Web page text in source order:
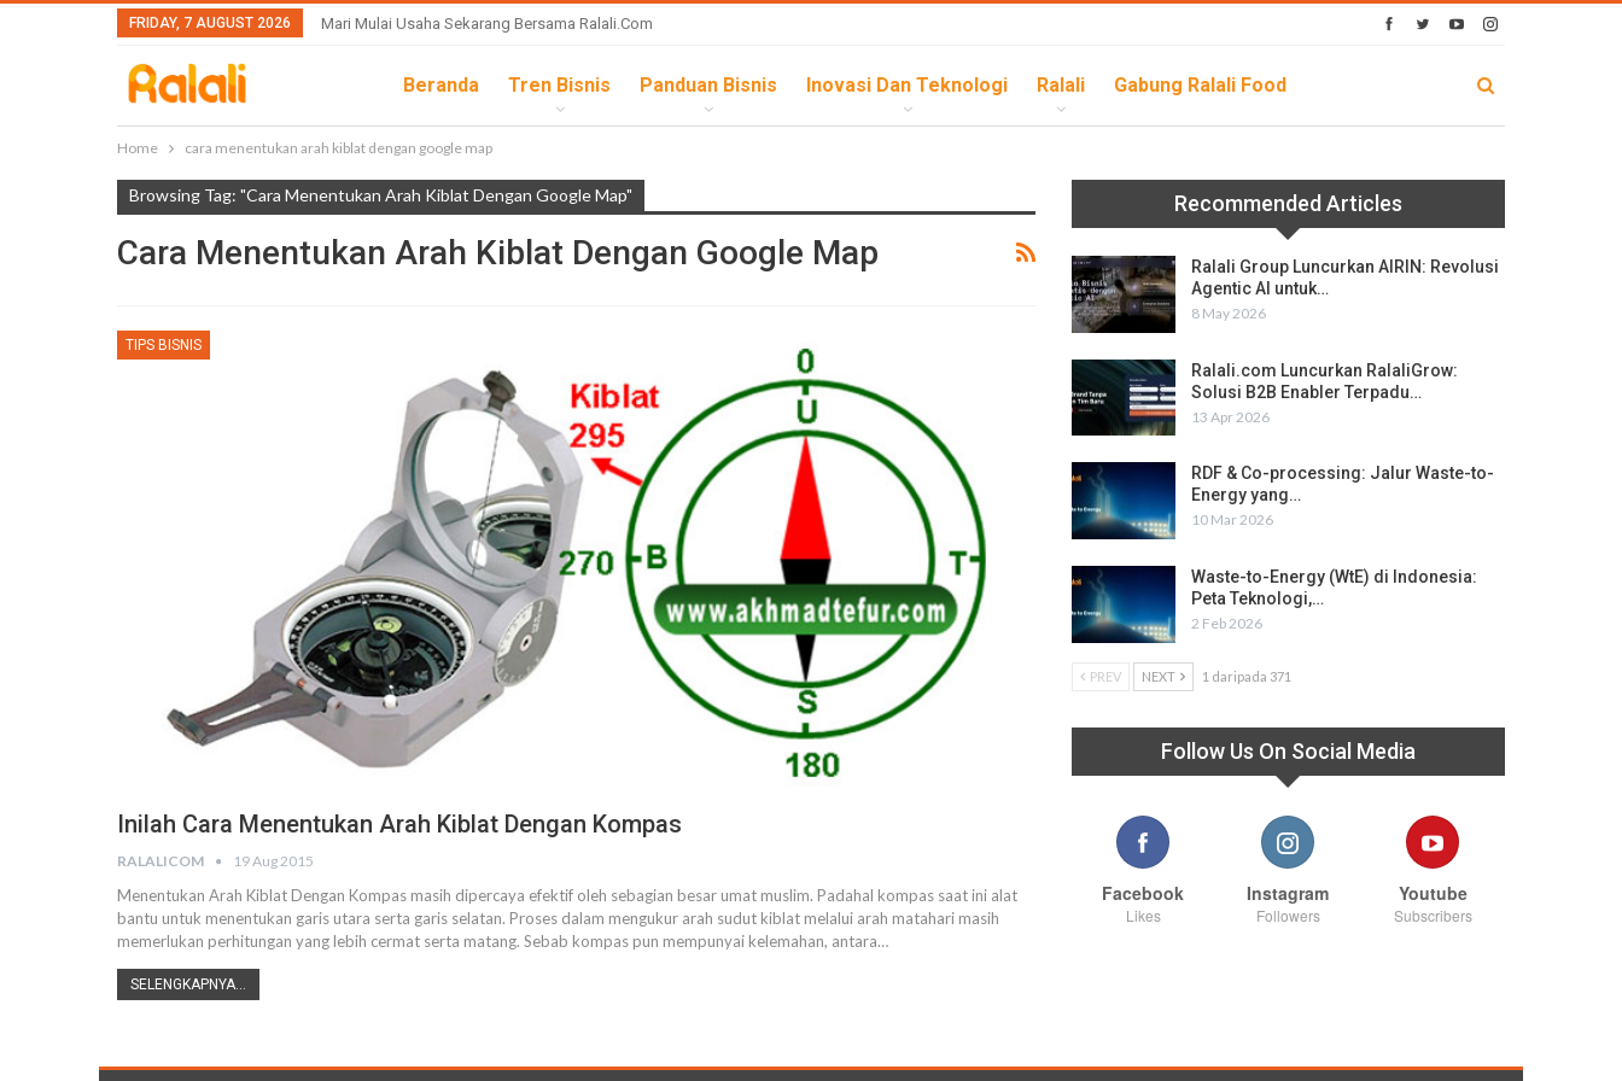
FRIDAY, 7 AUGUST 2026 Mari Mulai Usaha Sekarang Bersama Ralali.com
Beranda Tren Bisnis Panduan Bisnis Inovasi Dan Teknologi Ralali Gabung Ralali Food
Home cara menentukan arah kiblat dengan google map
Browsing Tag: "cara Menentukan Arah Kiblat Dengan Google Map"
Cara Menentukan Arah Kiblat Dengan Google Map
TIPS BISNIS
Inilah Cara Menentukan Arah Kiblat Dengan Kompas
RALALICOM 19 Aug 2015
Menentukan Arah Kiblat Dengan Kompas masih dipercaya efektif oleh sebagian besar umat muslim. Padahal kompas saat ini alat
bantu untuk menentukan garis utara serta garis selatan. Proses dalam mengukur arah sudut kiblat melalui arah matahari masih
memerlukan perhitungan yang lebih cermat serta matang. Sebab kompas pun mempunyai kelemahan, antara…
SELENGKAPNYA...
Recommended Articles
Ralali Group Luncurkan AIRIN: Revolusi
Agentic AI untuk…
8 May 2026
Ralali.com Luncurkan RalaliGrow:
Solusi B2B Enabler Terpadu…
13 Apr 2026
RDF & Co-processing: Jalur Waste-to-
Energy yang…
10 Mar 2026
Waste-to-Energy (WtE) di Indonesia:
Peta Teknologi,…
2 Feb 2026
PREV NEXT 1 daripada 371
Follow Us On Social Media
Facebook
Likes
Instagram
Followers
Youtube
Subscribers